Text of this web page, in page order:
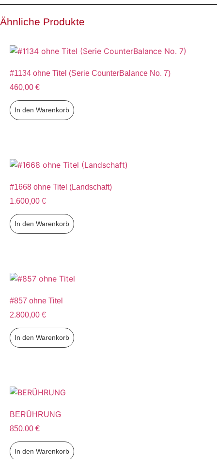
Ähnliche Produkte
#1134 ohne Titel (Serie CounterBalance No. 7)
460,00 €
In den Warenkorb
#1668 ohne Titel (Landschaft)
1.600,00 €
In den Warenkorb
#857 ohne Titel
2.800,00 €
In den Warenkorb
BERÜHRUNG
850,00 €
In den Warenkorb